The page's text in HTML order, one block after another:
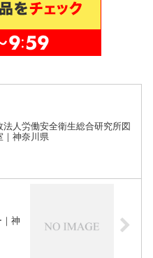
法人労働安全衛生総合研究所図
｜神奈川県
神